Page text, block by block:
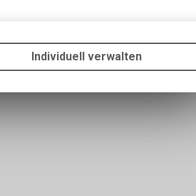
unseres Online-Angebots, wie die
Bitte beachten Sie, dass die
Individuell verwalten